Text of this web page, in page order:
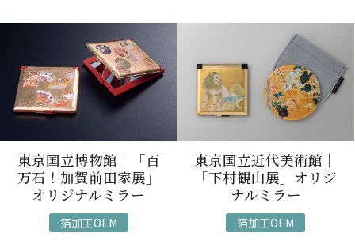
東京国立博物館｜「百
万石！加賀前田家展」
オリジナルミラー
箔加工OEM
東京国立近代美術館｜
「下村観山展」オリジ
ナルミラー
箔加工OEM